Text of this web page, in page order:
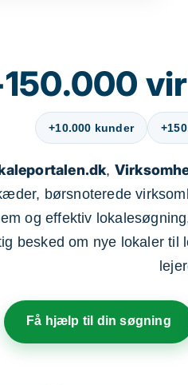
+10.000 kunder
,
børsnoterede
og effektiv
besked om nye lokaler til
Få hjælp til din søgning